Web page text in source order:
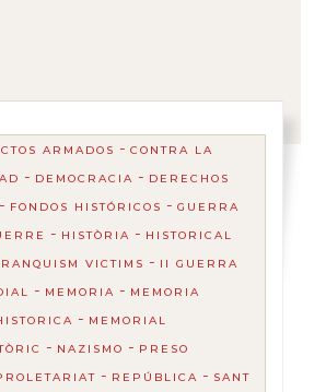
ARMADOS -CONTRA LA
- DEMOCRACIA - DERECHOS
- FONDOS HISTÓRICOS -GUERRA
- HISTÒRIA - HISTORICAL
VICTIMS - II GUERRA
- MEMORIA - MEMORIA
- MEMORIAL
- NAZISMO - PRESO
- REPÚBLICA - SANT